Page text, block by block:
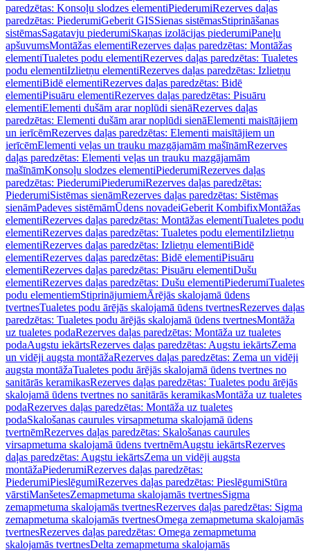
paredzētas: Konsoļu slodzes elementiPiederumiRezerves daļas
paredzētas: PiederumiGeberit GISSienas sistēmasStiprināšanas
sistēmasSagatavju piederumiSkaņas izolācijas piederumiPaneļu
apšuvumsMontāžas elementiRezerves daļas paredzētas: Montāžas
elementiTualetes podu elementiRezerves daļas paredzētas: Tualetes
podu elementiIzlietņu elementiRezerves daļas paredzētas: Izlietņu
elementiBidē elementiRezerves daļas paredzētas: Bidē
elementiPisuāru elementiRezerves daļas paredzētas: Pisuāru
elementiElementi dušām arar noplūdi sienāRezerves daļas
paredzētas: Elementi dušām arar noplūdi sienāElementi maisītājiem
un ierīcēmRezerves daļas paredzētas: Elementi maisītājiem un
ierīcēmElementi veļas un trauku mazgājamām mašīnāmRezerves
daļas paredzētas: Elementi veļas un trauku mazgājamām
mašīnāmKonsoļu slodzes elementiPiederumiRezerves daļas
paredzētas: PiederumiPiederumiRezerves daļas paredzētas:
PiederumiSistēmas sienāmRezerves daļas paredzētas: Sistēmas
sienāmPadeves sistēmāmŪdens novadeiGeberit KombifixMontāžas
elementiRezerves daļas paredzētas: Montāžas elementiTualetes podu
elementiRezerves daļas paredzētas: Tualetes podu elementiIzlietņu
elementiRezerves daļas paredzētas: Izlietņu elementiBidē
elementiRezerves daļas paredzētas: Bidē elementiPisuāru
elementiRezerves daļas paredzētas: Pisuāru elementiDušu
elementiRezerves daļas paredzētas: Dušu elementiPiederumiTualetes
podu elementiemStiprinājumiemĀrējās skalojamā ūdens
tvertnesTualetes podu ārējās skalojamā ūdens tvertnesRezerves daļas
paredzētas: Tualetes podu ārējās skalojamā ūdens tvertnesMontāža
uz tualetes podaRezerves daļas paredzētas: Montāža uz tualetes
podaAugstu iekārtsRezerves daļas paredzētas: Augstu iekārtsZema
un vidēji augsta montāžaRezerves daļas paredzētas: Zema un vidēji
augsta montāžaTualetes podu ārējās skalojamā ūdens tvertnes no
sanitārās keramikasRezerves daļas paredzētas: Tualetes podu ārējās
skalojamā ūdens tvertnes no sanitārās keramikasMontāža uz tualetes
podaRezerves daļas paredzētas: Montāža uz tualetes
podaSkalošanas caurules virsapmetuma skalojamā ūdens
tvertnēmRezerves daļas paredzētas: Skalošanas caurules
virsapmetuma skalojamā ūdens tvertnēmAugstu iekārtsRezerves
daļas paredzētas: Augstu iekārtsZema un vidēji augsta
montāžaPiederumiRezerves daļas paredzētas:
PiederumiPieslēgumiRezerves daļas paredzētas: PieslēgumiStūra
vārstiManšetesZemapmetuma skalojamās tvertnesSigma
zemapmetuma skalojamās tvertnesRezerves daļas paredzētas: Sigma
zemapmetuma skalojamās tvertnesOmega zemapmetuma skalojamās
tvertnesRezerves daļas paredzētas: Omega zemapmetuma
skalojamās tvertnesDelta zemapmetuma skalojamās